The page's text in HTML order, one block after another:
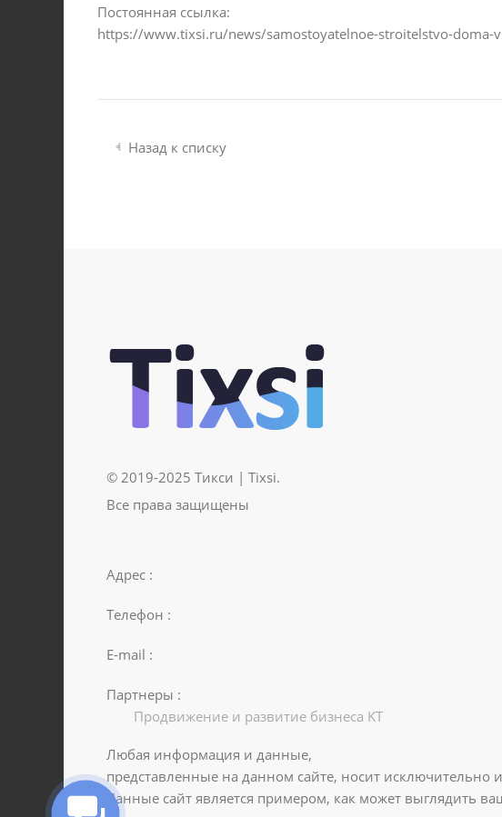
Постоянная ссылка:
https://www.tixsi.ru/news/samostoyatelnoe-stroitelstvo-doma-
Назад к списку
© 2019-2025 Тикси | Tixsi.
Все права защищены
Адрес :
Телефон :
E-mail :
Партнеры :
Продвижение и развитие бизнеса KT
Любая информация и данные,
представленные на данном сайте, носит
Данные сайт является примером, как может выглядить